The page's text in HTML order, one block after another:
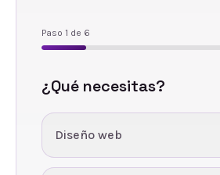
Paso 1 de 6
¿Qué necesitas?
Diseño web